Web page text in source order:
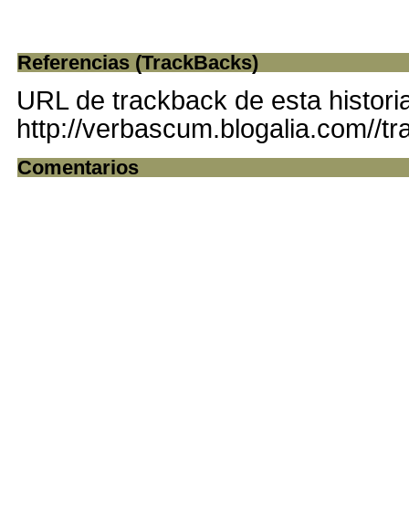
Referencias (TrackBacks)
URL de trackback de esta
http://verbascum.blogalia.com//
Comentarios